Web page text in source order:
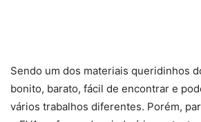
Sendo um dos materiais queridinhos
bonito, barato, fácil de encontrar e
vários trabalhos diferentes. Porém,